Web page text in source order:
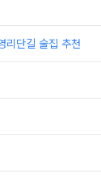
리단길 술집 추천